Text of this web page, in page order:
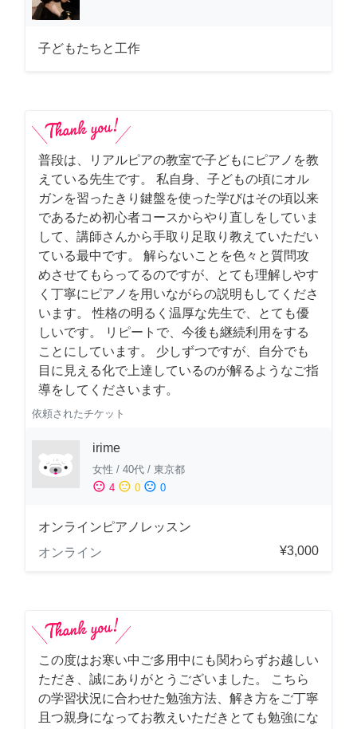
子どもたちと工作
普段は、リアルピアの教室で子どもにピアノを教
えている先生です。 私自身、子どもの頃にオル
ガンを習ったきり鍵盤を使った学びはその頃以来
であるため初心者コースからやり直しをしていま
して、講師さんから手取り足取り教えていただい
ている最中です。 解らないことを色々と質問攻
めさせてもらってるのですが、とても理解しやす
く丁寧にピアノを用いながらの説明もしてくださ
います。 性格の明るく温厚な先生で、とても優
しいです。 リピートで、今後も継続利用をする
ことにしています。 少しずつですが、自分でも
目に見える化で上達しているのが解るようなご指
導をしてくださいます。
依頼されたチケット
irime
女性 / 40代 / 東京都
sentiment_satisfied 4 sentiment_neutral 0 sentiment_dissatisfied 0
オンラインピアノレッスン
オンライン
¥3,000
この度はお寒い中ご多用中にも関わらずお越しい
ただき、誠にありがとうございました。 こちら
の学習状況に合わせた勉強方法、解き方をご丁寧
且つ親身になってお教えいただきとても勉強にな